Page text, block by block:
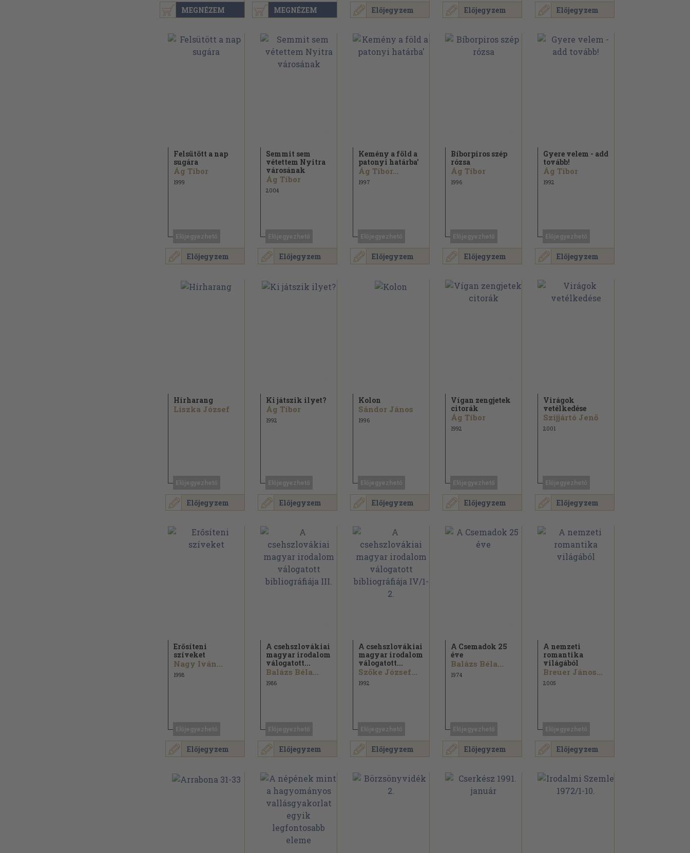
MEGNÉZEM MEGNÉZEM Előjegyzem Előjegyzem Előjegyzem
Előjegyzem
Felsütött a nap
sugára
Ág Tibor
1999
Előjegyzem
Semmit sem
vétettem Nyitra
városának
Ág Tibor
2004
Előjegyzem
Kemény a föld a
patonyi határba'
Ág Tibor...
1997
Előjegyzem
Bíborpiros szép
rózsa
Ág Tibor
1996
Előjegyzem
Gyere velem - add
tovább!
Ág Tibor
1992
Előjegyzem
Hírharang
Liszka József
Előjegyzem
Ki játszik ilyet?
Ág Tibor
1992
Előjegyzem
Kolon
Sándor János
1996
Előjegyzem
Vígan zengjetek
citorák
Ág Tibor
1992
Előjegyzem
Virágok
vetélkedése
Szíjjártó Jenő
2001
Előjegyzem
Erősíteni
szíveket
Nagy Iván...
1998
Előjegyzem
A csehszlovákiai
magyar irodalom
válogatott...
Balázs Béla...
1986
Előjegyzem
A csehszlovákiai
magyar irodalom
válogatott...
Szőke József...
1992
Előjegyzem
A Csemadok 25
éve
Balázs Béla...
1974
Előjegyzem
A nemzeti
romantika
világából
Breuer János...
2005